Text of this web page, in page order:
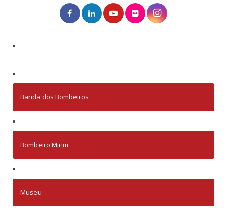
Banda dos Bombeiros
Bombeiro Mirim
Museu